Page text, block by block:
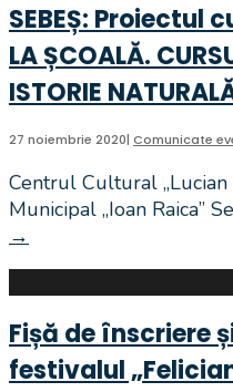
LA
NAȘTEREA
LUI
FELICIAN
FĂRCAŞIU,
SEBEȘ.
Voce
drag
de
oameni
și
de
SEBEȘ: Proiectul
LA ȘCOALĂ.
ISTORIE
27 noiembrie 2020| Comunicate
Centrul Cultural
Municipal „Ioan Raica”
→
Proiectul
cultural
„LA
MUZEU
ȘI
Fișă de înscriere
festivalul